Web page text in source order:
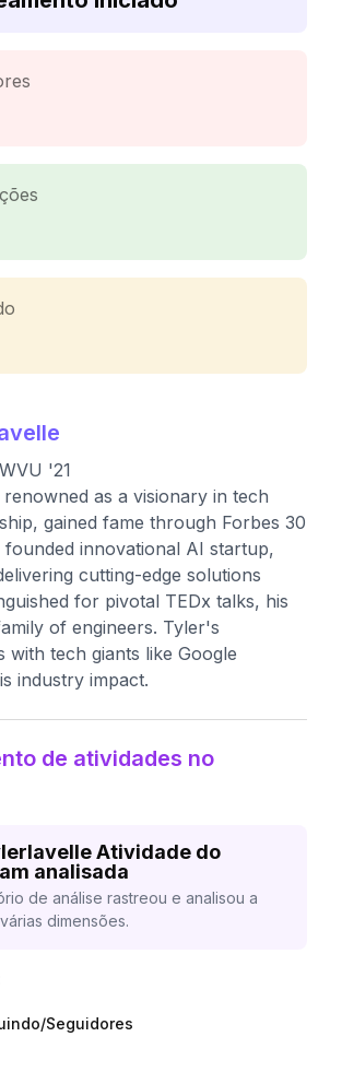
'21
as a visionary in tech
gained fame through Forbes 30
founded innovational AI startup,
cutting-edge solutions
for pivotal TEDx talks, his
of engineers. Tyler's
with tech giants like Google
industry impact.
de atividades no
Atividade do
analisada
de análise rastreou e analisou a
dimensões.
Seguidores